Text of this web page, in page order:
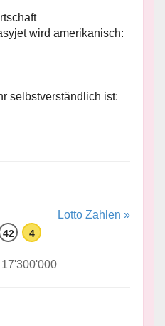
wird amerikanisch:
selbstverständlich ist:
Lotto Zahlen »
42 4